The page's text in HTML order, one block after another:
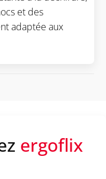
et des
adaptée aux
ergoflix